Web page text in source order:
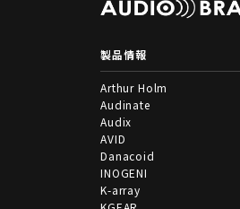
製品情報
Arthur Holm
Audinate
Audix
AVID
Danacoid
INOGENI
K-array